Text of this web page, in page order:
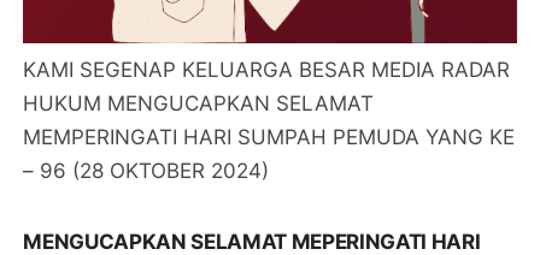
KAMI SEGENAP KELUARGA BESAR MEDIA RADAR
HUKUM MENGUCAPKAN SELAMAT
MEMPERINGATI HARI SUMPAH PEMUDA YANG KE
– 96 (28 OKTOBER 2024)
MENGUCAPKAN SELAMAT MEPERINGATI HARI